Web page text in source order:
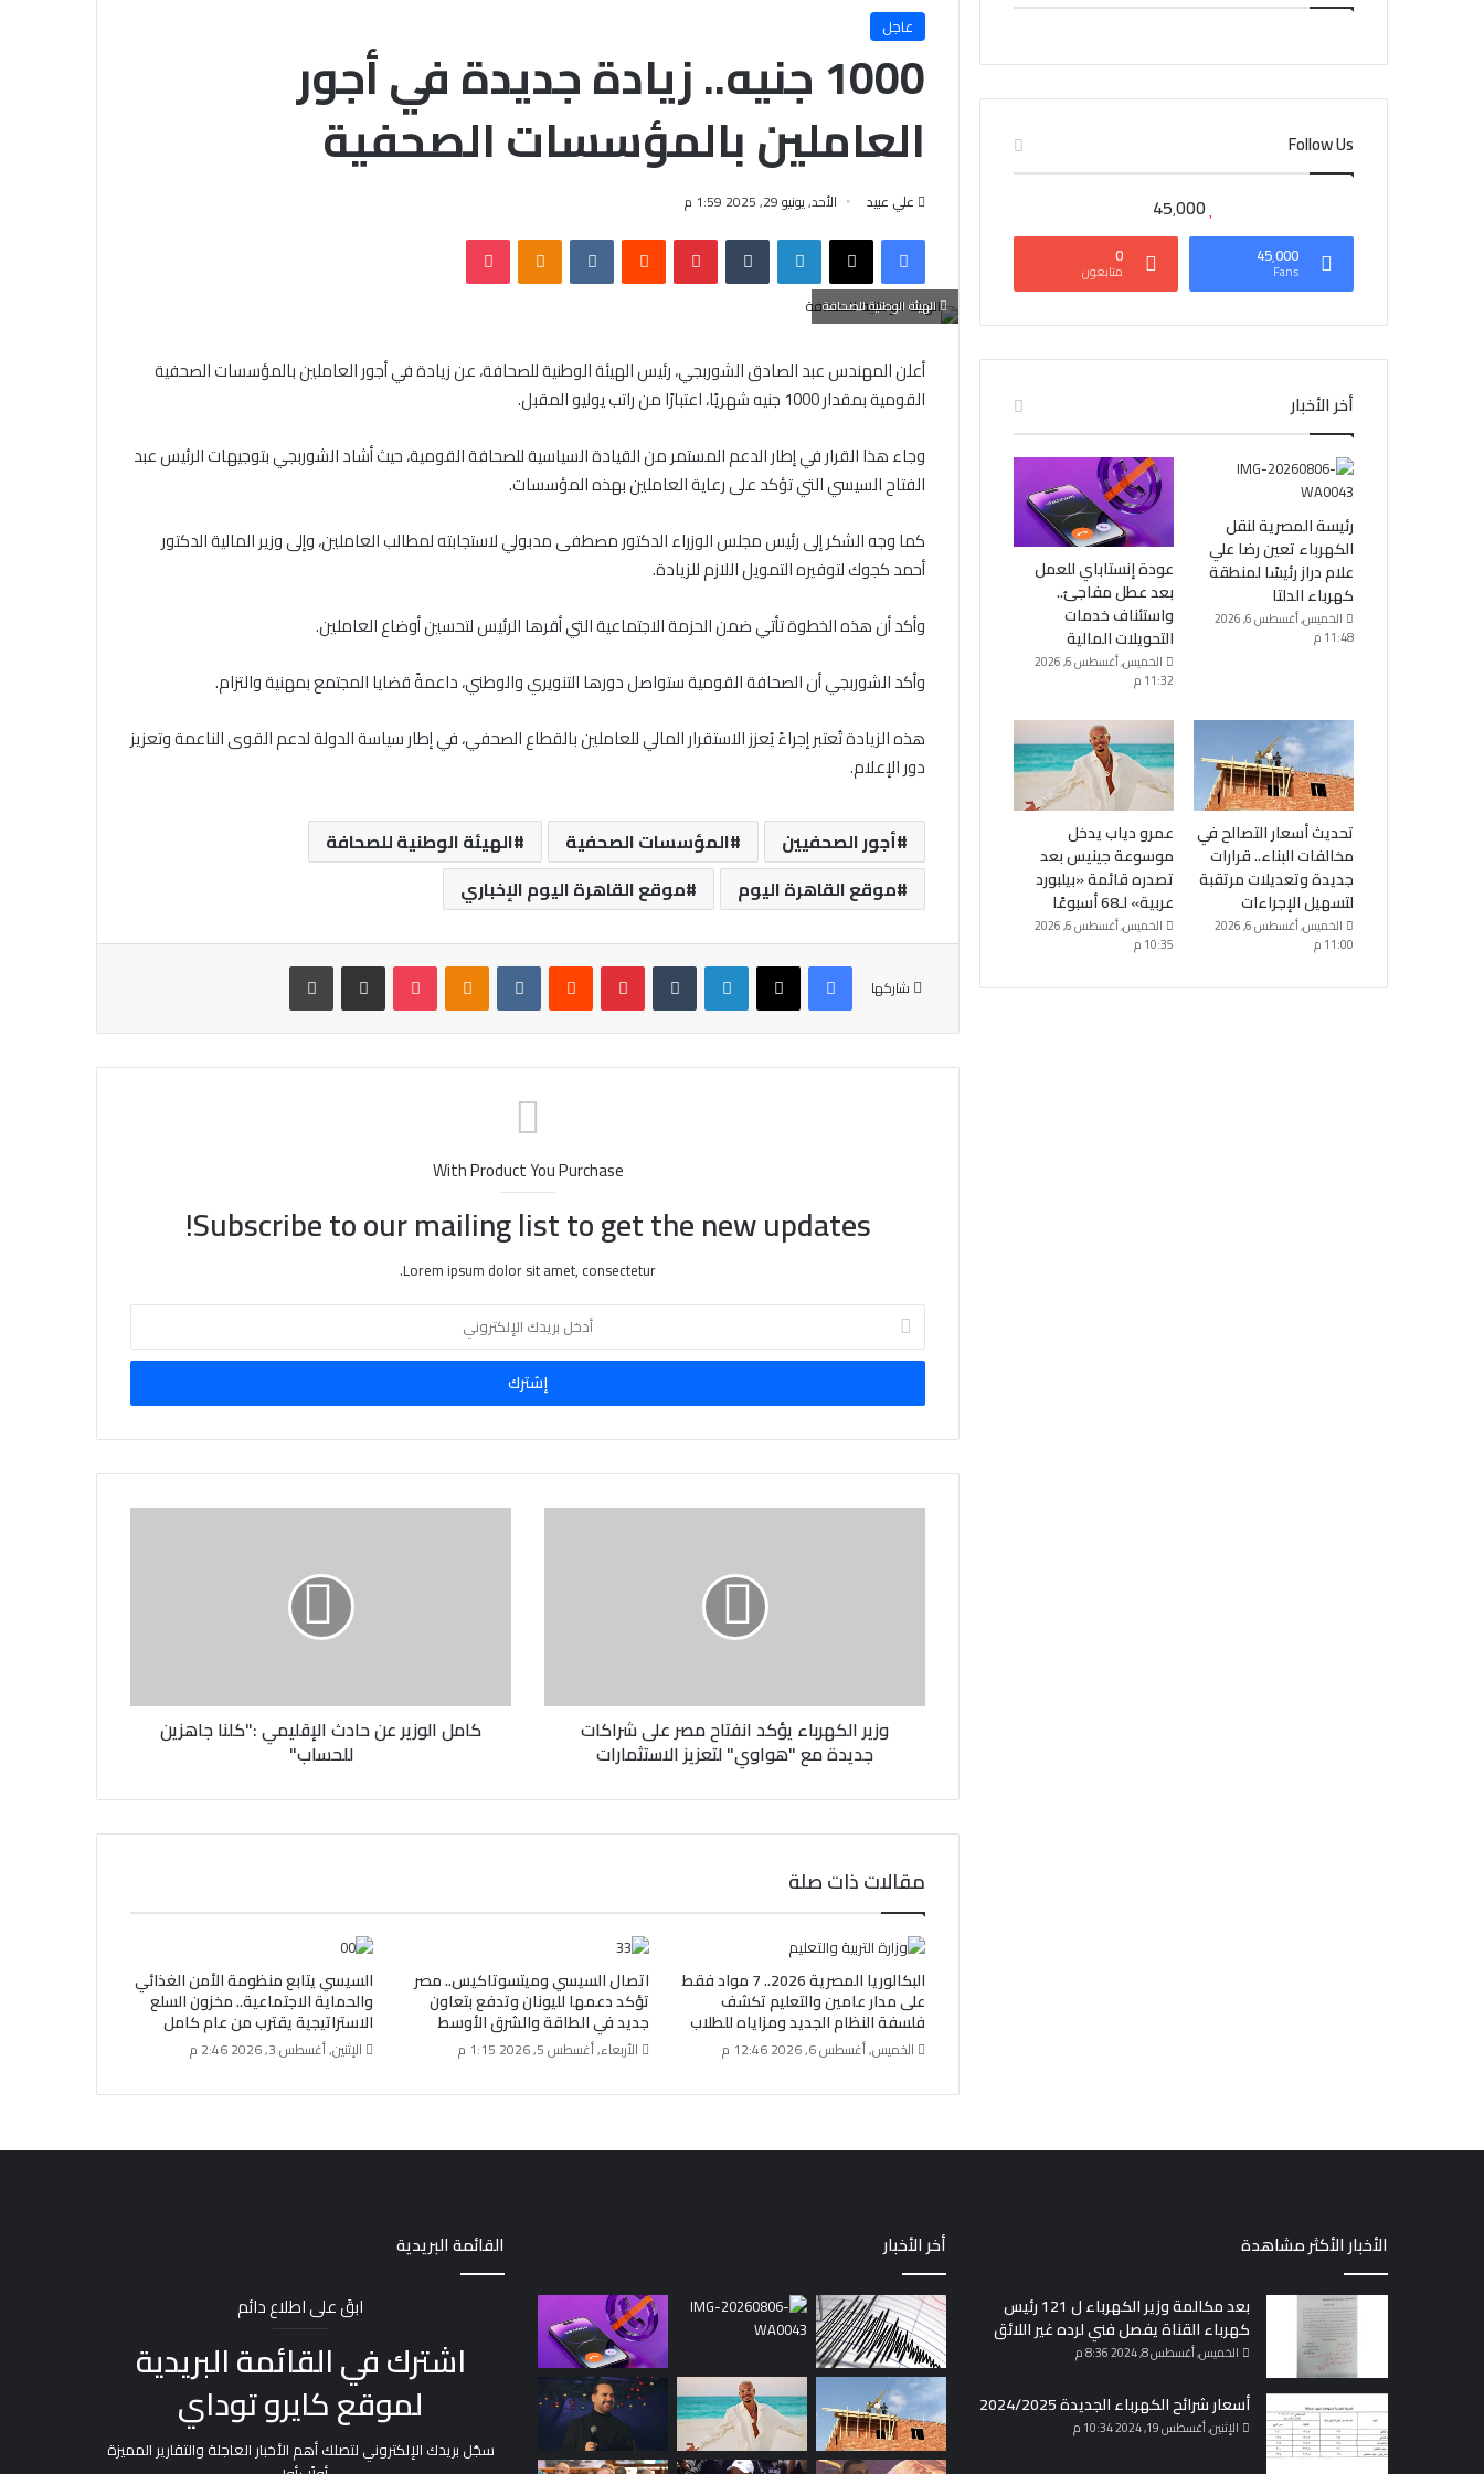
عاجل
1000 جنيه.. زيادة جديدة في أجور
العاملين بالمؤسسات الصحفية
علي عبيد الأحد, يونيو 29, 2025 1:59 م
فيسبوك لينكدإن بينتيريست
الهيئة الوطنية للصحافة
أعلن المهندس عبد الصادق الشوربجي، رئيس الهيئة الوطنية للصحافة، عن زيادة في أجور العاملين بالمؤسسات الصحفية
القومية بمقدار 1000 جنيه شهريًا، اعتبارًا من راتب يوليو المقبل.
وجاء هذا القرار في إطار الدعم المستمر من القيادة السياسية للصحافة القومية، حيث أشاد الشوربجي بتوجيهات الرئيس عبد
الفتاح السيسي التي تؤكد على رعاية العاملين بهذه المؤسسات.
كما وجه الشكر إلى رئيس مجلس الوزراء الدكتور مصطفى مدبولي لاستجابته لمطالب العاملين، وإلى وزير المالية الدكتور
أحمد كجوك لتوفيره التمويل اللازم للزيادة.
وأكد أن هذه الخطوة تأتي ضمن الحزمة الاجتماعية التي أقرها الرئيس لتحسين أوضاع العاملين.
وأكد الشوربجي أن الصحافة القومية ستواصل دورها التنويري والوطني، داعمةً قضايا المجتمع بمهنية والتزام.
هذه الزيادة تُعتبر إجراءً يُعزز الاستقرار المالي للعاملين بالقطاع الصحفي، في إطار سياسة الدولة لدعم القوى الناعمة وتعزيز
دور الإعلام.
أجور الصحفيين المؤسسات الصحفية
الهيئة الوطنية للصحافة
موقع القاهرة اليوم
موقع القاهرة اليوم الإخباري
شاركها
فيسبوك لينكدإن بينتيريست بوكيت
With Product You Purchase
Subscribe to our mailing list to get the new updates!
Lorem ipsum dolor sit amet, consectetur.
خ
ب
د
ن
وزير الكهرباء يؤكد انفتاح مصر على شراكات
جديدة مع "هواوي" لتعزيز الاستثمارات
كامل الوزير عن حادث الإقليمي :"كلنا جاهزين
للحساب"
مقالات ذات صلة
البكالوريا المصرية 2026.. 7 مواد فقط
على مدار عامين والتعليم تكشف
فلسفة النظام الجديد ومزاياه للطلاب
الخميس, أغسطس 6, 2026 12:46 م
اتصال السيسي وميتسوتاكيس.. مصر
تؤكد دعمها لليونان وتدفع بتعاون
جديد في الطاقة والشرق الأوسط
الأربعاء, أغسطس 5, 2026 1:15 م
السيسي يتابع منظومة الأمن الغذائي
والحماية الاجتماعية.. مخزون السلع
الاستراتيجية يقترب من عام كامل
الإثنين, أغسطس 3, 2026 2:46 م
Follow Us
45٬000
45٬000
Fans
0
متابعون
أخر الأخبار
رئيسة المصرية لنقل
الكهرباء تعين رضا علي
علام دراز رئيسًا لمنطقة
كهرباء الدلتا
الخميس, أغسطس 6, 2026
11:48 م
عودة إنستاباي للعمل
بعد عطل مفاجئ..
واستئناف خدمات
التحويلات المالية
الخميس, أغسطس 6, 2026
11:32 م
تحديث أسعار التصالح في
مخالفات البناء.. قرارات
جديدة وتعديلات مرتقبة
لتسهيل الإجراءات
الخميس, أغسطس 6, 2026
11:00 م
عمرو دياب يدخل
موسوعة جينيس بعد
تصدره قائمة «بيلبورد
عربية» لـ68 أسبوعًا
الخميس, أغسطس 6, 2026
10:35 م
الأخبار الأكثر مشاهدة
بعد مكالمة وزير الكهرباء ل 121 رئيس
كهرباء القناة يفصل فني لرده غير اللائق
الخميس, أغسطس 8, 2024 8:36 م
أسعار شرائح الكهرباء الجديدة 2024/2025
الإثنين, أغسطس 19, 2024 10:34 م
أخر الأخبار
القائمة البريدية
ابقَ على اطلاع دائم
اشترك في القائمة البريدية
لموقع كايرو توداي
سجّل بريدك الإلكتروني لتصلك أهم الأخبار العاجلة والتقارير المميزة